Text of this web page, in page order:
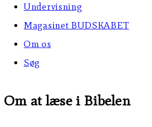
Undervisning
Magasinet BUDSKABET
Om os
Søg
Om at læse i Bibelen